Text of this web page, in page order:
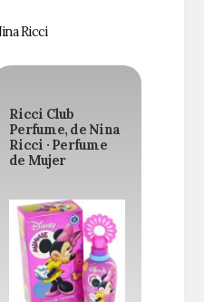
Ricci
Ricci Club
Perfume, de Nina
Ricci · Perfume
de Mujer